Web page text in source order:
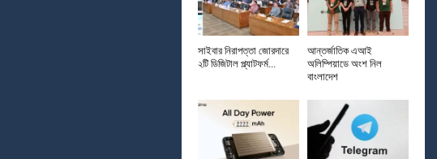
সাইবার নিরাপত্তা জোরদারে
২টি ডিজিটাল প্ল্যাটফর্ম...
আন্তর্জাতিক এআই
অলিম্পিয়াডে অংশ নিল
বাংলাদেশ